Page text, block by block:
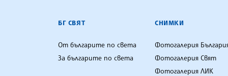
БГ СВЯТ
От българите по света
За българите по света
СНИМКИ
Фотогалерия
Фотогалерия Свят
Фотогалерия ЛИК